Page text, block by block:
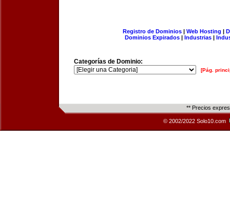
Registro de Dominios| Web Hosting |
Dominios Expirados | Industrias |
Categorías de Dominio:
[Pág.
** Precios
© 2002/2022 Solo10.com